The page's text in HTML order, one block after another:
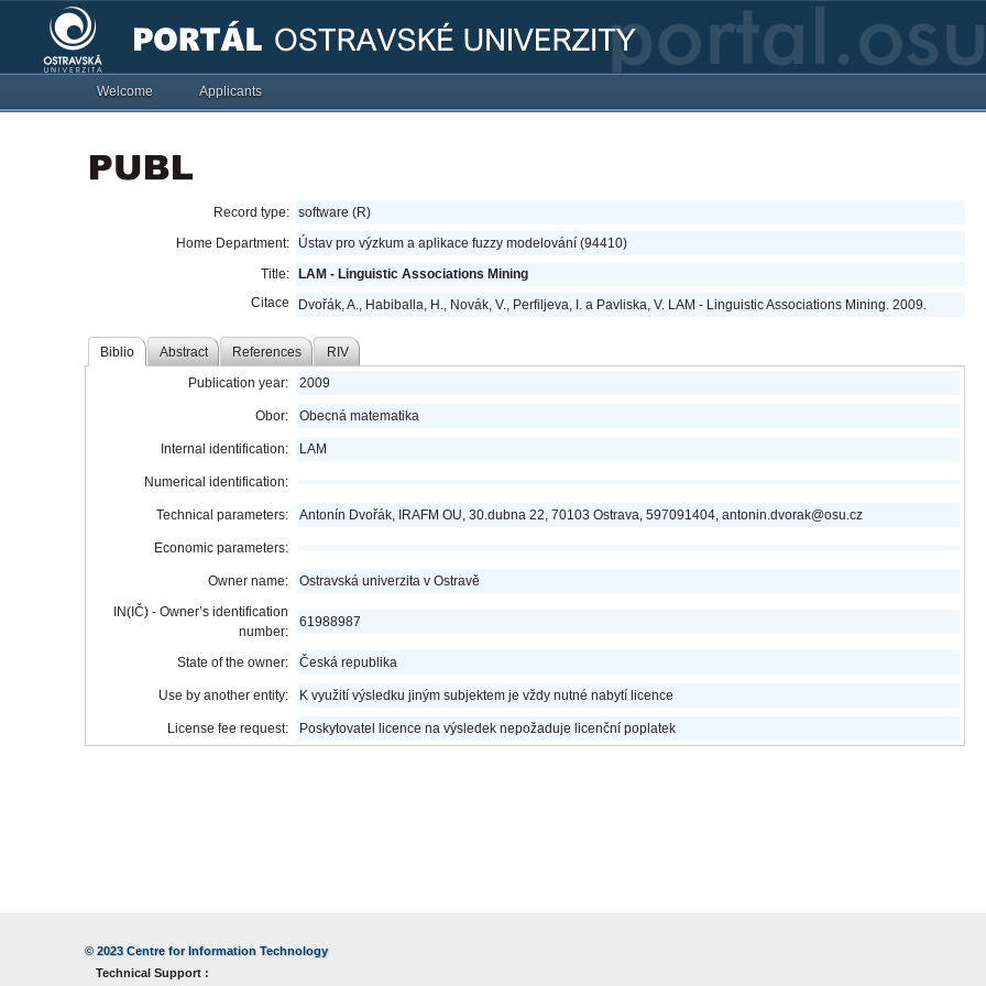
Welcome Applicants
Record type: software (R)
Home Department:
Ústav pro výzkum a aplikace fuzzy modelování (94410)
Title:
LAM - Linguistic Associations Mining
Citace
Dvořák, A., Habiballa, H., Novák, V., Perfiljeva, I. a Pavliska, V. LAM - Linguistic Associations Mining. 2009.
Biblio Abstract References RIV
Publication year: 2009
Obor: Obecná matematika
Internal identification: LAM
Numerical identification:
Technical parameters: Antonín Dvořák, IRAFM OU, 30.dubna 22, 70103 Ostrava, 597091404, antonin.dvorak@osu.cz
Economic parameters:
Owner name:
Ostravská univerzita v Ostravě
IN(IČ) - Owner’s identification
number:
61988987
State of the owner: Česká republika
Use by another entity: K využití výsledku jiným subjektem je vždy nutné nabytí licence
License fee request: Poskytovatel licence na výsledek nepožaduje licenční poplatek
© 2023Centre for Information Technology
Technical Support :